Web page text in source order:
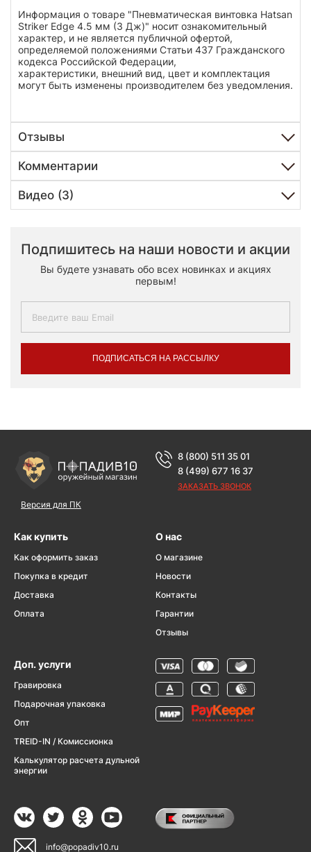
Информация о товаре "Пневматическая винтовка Hatsan
Striker Edge 4.5 мм (3 Дж)" носит ознакомительный
характер, и не является публичной офертой,
определяемой положениями Статьи 437 Гражданского
кодекса Российской Федерации,
характеристики, внешний вид, цвет и комплектация
могут быть изменены производителем без уведомления.
Отзывы
Комментарии
Видео (3)
Подпишитесь на наши новости и акции
Вы будете узнавать обо всех новинках и акциях
первым!
ПОДПИСАТЬСЯ НА РАССЫЛКУ
Версия для ПК
8 (800) 511 35 01
8 (499) 677 16 37
ЗАКАЗАТЬ ЗВОНОК
Как купить
Как оформить заказ
Покупка в кредит
Доставка
Оплата
О нас
О магазине
Новости
Контакты
Гарантии
Отзывы
Доп. услуги
Гравировка
Подарочная упаковка
Опт
TREID-IN / Комиссионка
Калькулятор расчета дульной
энергии
info@popadiv10.ru